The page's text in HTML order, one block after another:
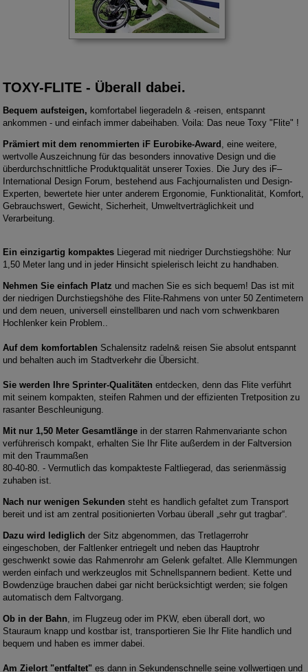
TOXY-FLITE - Überall dabei.
Bequem aufsteigen, komfortabel liegeradeln & -reisen, entspannt
ankommen - und einfach immer dabeihaben. Voila: Das neue Toxy "Flite" !
Prämiert mit dem renommierten iF Eurobike-Award , eine weitere,
wertvolle Auszeichnung für das besonders innovative Design und die
überdurchschnittliche Produktqualität unserer Toxies. Die Jury des iF–
International Design Forum, bestehend aus Fachjournalisten und Design-
Experten, bewertete hier unter anderem Ergonomie, Funktionalität, Komfort,
Gebrauchswert, Gewicht, Sicherheit, Umweltverträglichkeit und
Verarbeitung.
Ein einzigartig kompaktes Liegerad mit niedriger Durchstiegshöhe: Nur
1,50 Meter lang und in jeder Hinsicht spielerisch leicht zu handhaben.
Nehmen Sie einfach Platz und machen Sie es sich bequem! Das ist mit
der niedrigen Durchstiegshöhe des Flite-Rahmens von unter 50 Zentimetern
und dem neuen, universell einstellbaren und nach vorn schwenkbaren
Hochlenker kein Problem..
Auf dem komfortablen Schalensitz radeln& reisen Sie absolut entspannt
und behalten auch im Stadtverkehr die Übersicht.
Sie werden Ihre Sprinter-Qualitäten entdecken, denn das Flite verführt
mit seinem kompakten, steifen Rahmen und der effizienten Tretposition zu
rasanter Beschleunigung.
Mit nur 1,50 Meter Gesamtlänge in der starren Rahmenvariante schon
verführerisch kompakt, erhalten Sie Ihr Flite außerdem in der Faltversion
mit den Traummaßen
80-40-80. - Vermutlich das kompakteste Faltliegerad, das serienmässig
zuhaben ist.
Nach nur wenigen Sekunden steht es handlich gefaltet zum Transport
bereit und ist am zentral positionierten Vorbau überall „sehr gut tragbar“.
Dazu wird lediglich der Sitz abgenommen, das Tretlagerrohr
eingeschoben, der Faltlenker entriegelt und neben das Hauptrohr
geschwenkt sowie das Rahmenrohr am Gelenk gefaltet. Alle Klemmungen
werden einfach und werkzeuglos mit Schnellspannern bedient. Kette und
Bowdenzüge brauchen dabei gar nicht berücksichtigt werden; sie folgen
automatisch dem Faltvorgang.
Ob in der Bahn, im Flugzeug oder im PKW, eben überall dort, wo
Stauraum knapp und kostbar ist, transportieren Sie Ihr Flite handlich und
bequem und haben es immer dabei.
Am Zielort "entfaltet" es dann in Sekundenschnelle seine vollwertigen und